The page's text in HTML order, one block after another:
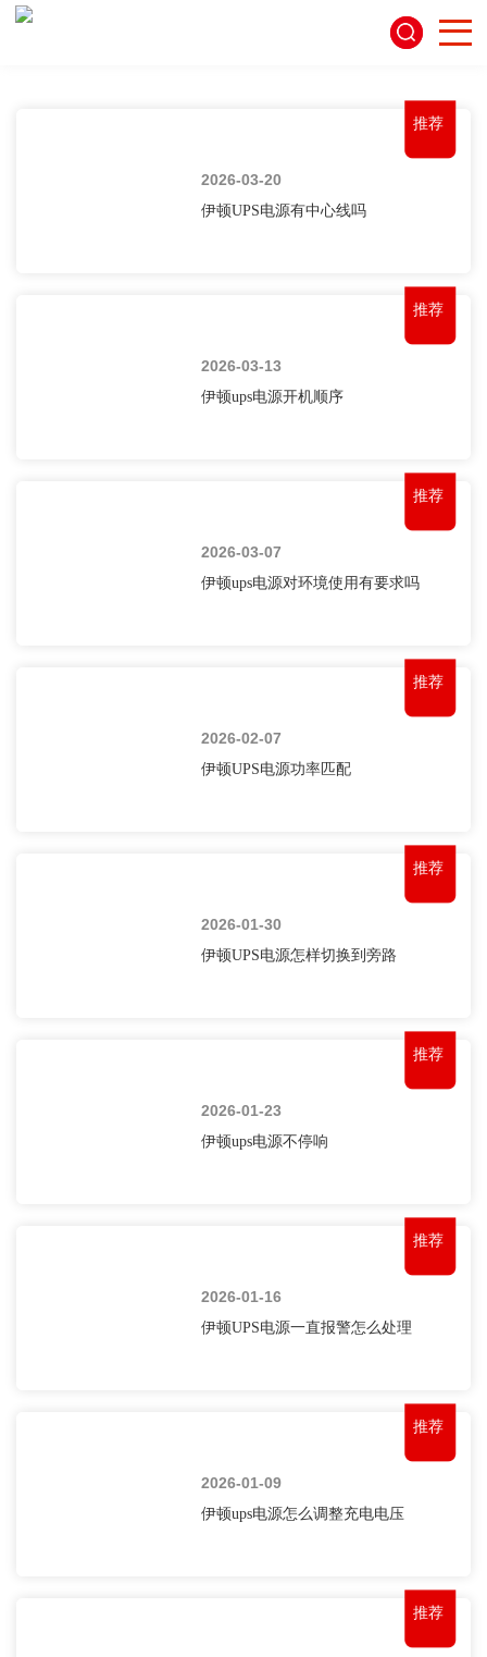
推荐
2026-03-20
伊顿UPS电源有中心线吗
推荐
2026-03-13
伊顿ups电源开机顺序
推荐
2026-03-07
伊顿ups电源对环境使用有要求吗
推荐
2026-02-07
伊顿UPS电源功率匹配
推荐
2026-01-30
伊顿UPS电源怎样切换到旁路
推荐
2026-01-23
伊顿ups电源不停响
推荐
2026-01-16
伊顿UPS电源一直报警怎么处理
推荐
2026-01-09
伊顿ups电源怎么调整充电电压
推荐